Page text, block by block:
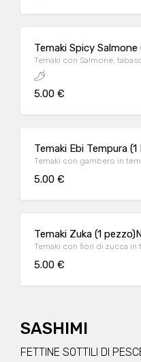
Temaki Spicy Salmone
Temaki con Salmone,
5.00 €
Temaki Ebi Tempura (1
Temaki con gambero in
5.00 €
Temaki Zuka (1
Temaki con fiori di zucca in
5.00 €
SASHIMI
FETTINE SOTTILI DI